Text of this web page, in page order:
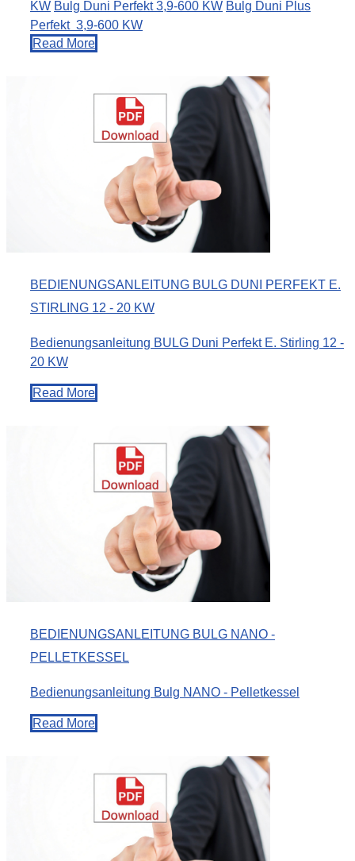
KW Bulg Duni Perfekt 3,9-600 KW Bulg Duni Plus
Perfekt 3,9-600 KW
Read More
BEDIENUNGSANLEITUNG BULG DUNI PERFEKT E.
STIRLING 12 - 20 KW
Bedienungsanleitung BULG Duni Perfekt E. Stirling 12 -
20 KW
Read More
BEDIENUNGSANLEITUNG BULG NANO -
PELLETKESSEL
Bedienungsanleitung Bulg NANO - Pelletkessel
Read More